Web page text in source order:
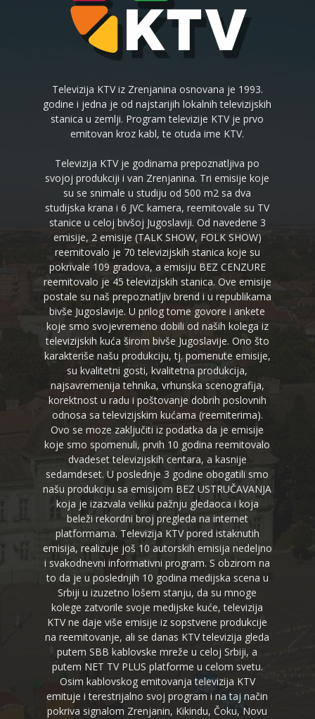
Televizija KTV iz Zrenjanina osnovana je 1993.
godine i jedna je od najstarijih lokalnih televizijskih
stanica u zemlji. Program televizije KTV je prvo
emitovan kroz kabl, te otuda ime KTV.
Televizija KTV je godinama prepoznatljiva po
svojoj produkciji i van Zrenjanina. Tri emisije koje
su se snimale u studiju od 500 m2 sa dva
studijska krana i 6 JVC kamera, reemitovale su TV
stanice u celoj bivšoj Jugoslaviji. Od navedene 3
emisije, 2 emisije (TALK SHOW, FOLK SHOW)
reemitovalo je 70 televizijskih stanica koje su
pokrivale 109 gradova, a emisiju BEZ CENZURE
reemitovalo je 45 televizijskih stanica. Ove emisije
postale su naš prepoznatljiv brend i u republikama
bivše Jugoslavije. U prilog tome govore i ankete
koje smo svojevremeno dobili od naših kolega iz
televizijskih kuća širom bivše Jugoslavije. Ono što
karakteriše našu produkciju, tj. pomenute emisije,
su kvalitetni gosti, kvalitetna produkcija,
najsavremenija tehnika, vrhunska scenografija,
korektnost u radu i poštovanje dobrih poslovnih
odnosa sa televizijskim kućama (reemiterima).
Ovo se moze zaključiti iz podatka da je emisije
koje smo spomenuli, prvih 10 godina reemitovalo
dvadeset televizijskih centara, a kasnije
sedamdeset. U poslednje 3 godine obogatili smo
našu produkciju sa emisijom BEZ USTRUČAVANJA
koja je izazvala veliku pažnju gledaoca i koja
beleži rekordni broj pregleda na internet
platformama. Televizija KTV pored istaknutih
emisija, realizuje još 10 autorskih emisija nedeljno
i svakodnevni informativni program. S obzirom na
to da je u poslednjih 10 godina medijska scena u
Srbiji u izuzetno lošem stanju, da su mnoge
kolege zatvorile svoje medijske kuće, televizija
KTV ne daje više emisije iz sopstvene produkcije
na reemitovanje, ali se danas KTV televizija gleda
putem SBB kablovske mreže u celoj Srbiji, a
putem NET TV PLUS platforme u celom svetu.
Osim kablovskog emitovanja televizija KTV
emituje i terestrijalno svoj program i na taj način
pokriva signalom Zrenjanin, Kikindu, Čoku, Novu